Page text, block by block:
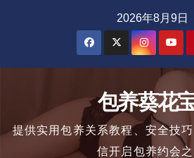
2026年8月9日
包养葵花
提供实用包养关系教程、安全技
信开启包养约会之